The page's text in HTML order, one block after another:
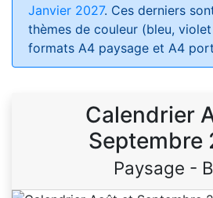
Janvier 2027. Ces derniers
thèmes de couleur (bleu,
formats A4 paysage et A4
Calendrier
Septembre
Paysage -